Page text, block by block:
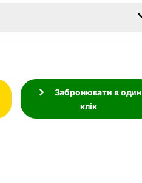
Забронювати в один
клік